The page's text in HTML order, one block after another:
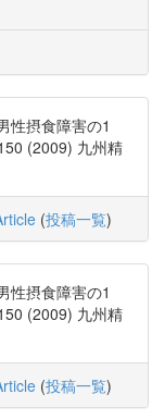
性摂食障害の1
(2009) 九州精
(投稿一覧)
性摂食障害の1
(2009) 九州精
(投稿一覧)